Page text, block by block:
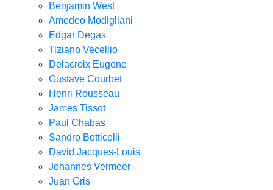
Benjamin West
Amedeo Modigliani
Edgar Degas
Tiziano Vecellio
Delacroix Eugene
Gustave Courbet
Henri Rousseau
James Tissot
Paul Chabas
Sandro Botticelli
David Jacques-Louis
Johannes Vermeer
Juan Gris